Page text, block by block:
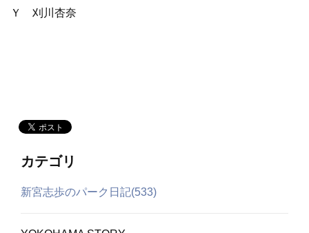
Ｙ 刈川杏奈
カテゴリ
新宮志歩のパーク日記(533)